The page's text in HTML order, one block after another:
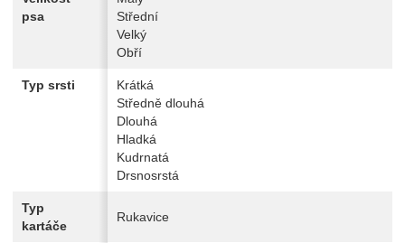
psa
Střední
Velký
Obří
Typ srsti
Krátká
Středně dlouhá
Dlouhá
Hladká
Kudrnatá
Drsnosrstá
Typ
kartáče
Rukavice